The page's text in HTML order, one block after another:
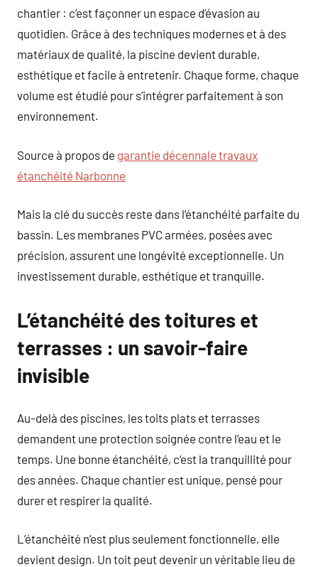
chantier : c’est façonner un espace d’évasion au
quotidien. Grâce à des techniques modernes et à des
matériaux de qualité, la piscine devient durable,
esthétique et facile à entretenir. Chaque forme, chaque
volume est étudié pour s’intégrer parfaitement à son
environnement.
Source à propos de garantie décennale travaux
étanchéité Narbonne
Mais la clé du succès reste dans l’étanchéité parfaite du
bassin. Les membranes PVC armées, posées avec
précision, assurent une longévité exceptionnelle. Un
investissement durable, esthétique et tranquille.
L’étanchéité des toitures et
terrasses : un savoir-faire
invisible
Au-delà des piscines, les toits plats et terrasses
demandent une protection soignée contre l’eau et le
temps. Une bonne étanchéité, c’est la tranquillité pour
des années. Chaque chantier est unique, pensé pour
durer et respirer la qualité.
L’étanchéité n’est plus seulement fonctionnelle, elle
devient design. Un toit peut devenir un véritable lieu de